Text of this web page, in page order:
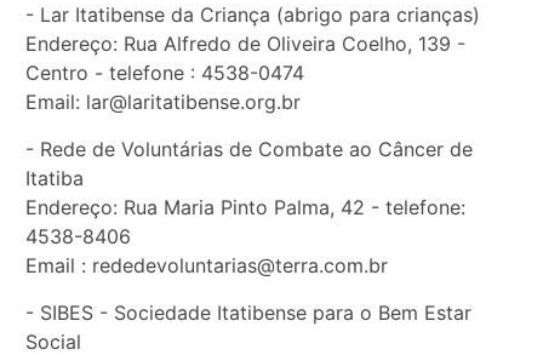
- Lar Itatibense da Criança (abrigo para crianças)
Endereço: Rua Alfredo de Oliveira Coelho, 139 -
Centro - telefone : 4538-0474
Email: lar@laritatibense.org.br
- Rede de Voluntárias de Combate ao Câncer de
Itatiba
Endereço: Rua Maria Pinto Palma, 42 - telefone:
4538-8406
Email : rededevoluntarias@terra.com.br
- SIBES - Sociedade Itatibense para o Bem Estar
Social